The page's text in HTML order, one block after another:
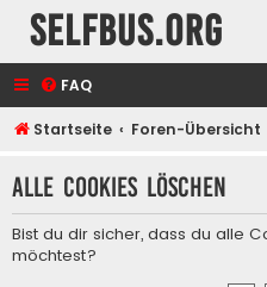
selfbus.org
FAQ
Startseite Foren-Übersicht
Alle Cookies löschen
Bist du dir sicher, dass du alle
möchtest?